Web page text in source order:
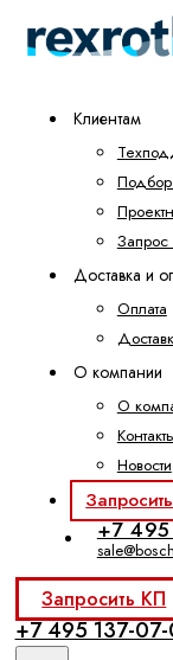
Клиентам
Доставка и
Оплата
О компании
О
Новости
+7
Запросить КП
+7 495 137-